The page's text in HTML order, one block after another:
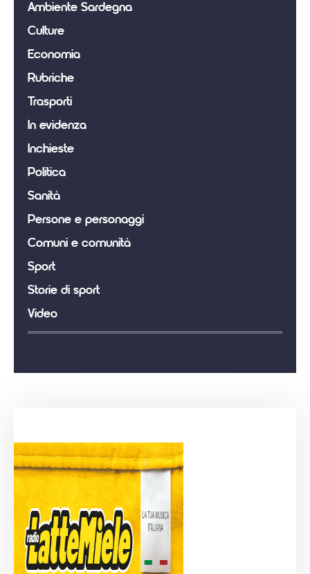
Ambiente Sardegna
Culture
Economia
Rubriche
Trasporti
In evidenza
Inchieste
Politica
Sanità
Persone e personaggi
Comuni e comunità
Sport
Storie di sport
Video